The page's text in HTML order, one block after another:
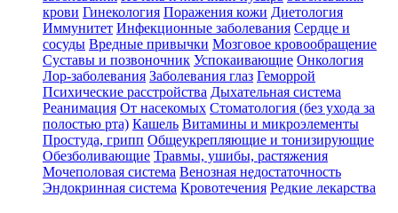
крови Гинекология Поражения кожи Диетология
Иммунитет Инфекционные заболевания Сердце и
сосуды Вредные привычки Мозговое кровообращение
Суставы и позвоночник Успокаивающие Онкология
Лор-заболевания Заболевания глаз Геморрой
Психические расстройства Дыхательная система
Реанимация От насекомых Стоматология (без ухода за
полостью рта) Кашель Витамины и микроэлементы
Простуда, грипп Общеукрепляющие и тонизирующие
Обезболивающие Травмы, ушибы, растяжения
Мочеполовая система Венозная недостаточность
Эндокринная система Кровотечения Редкие лекарства